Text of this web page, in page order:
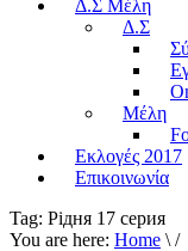
Δ.Σ Μέλη
Δ.Σ
Μέλη
Εκλογές 2017
Επικοινωνία
Tag: Рiдня 17 серия
You are here: Home \ /